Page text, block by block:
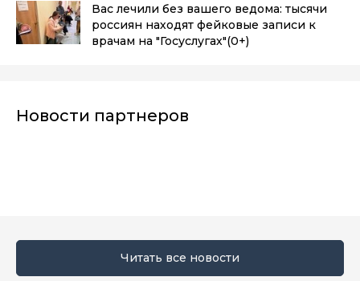
Вас лечили без вашего ведома: тысячи
россиян находят фейковые записи к
врачам на "Госуслугах"(0+)
Новости партнеров
Читать все новости